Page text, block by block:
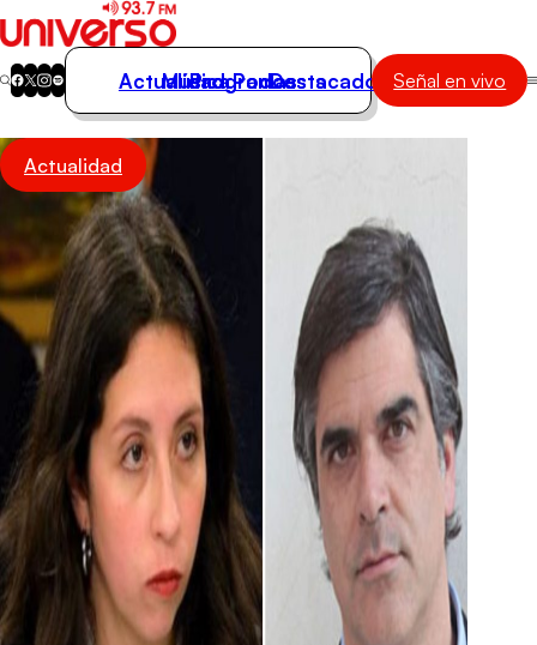
Actualidad
Música
Programas
Podcasts
Destacados
Actualidad
Música
Programas
Podcasts
Destacados Señal en vivo
Actualidad